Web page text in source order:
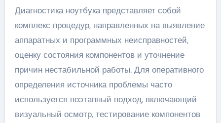
Диагностика ноутбука представляет собой
комплекс процедур, направленных на выявление
аппаратных и программных неисправностей,
оценку состояния компонентов и уточнение
причин нестабильной работы. Для оперативного
определения источника проблемы часто
используется поэтапный подход, включающий
визуальный осмотр, тестирование компонентов